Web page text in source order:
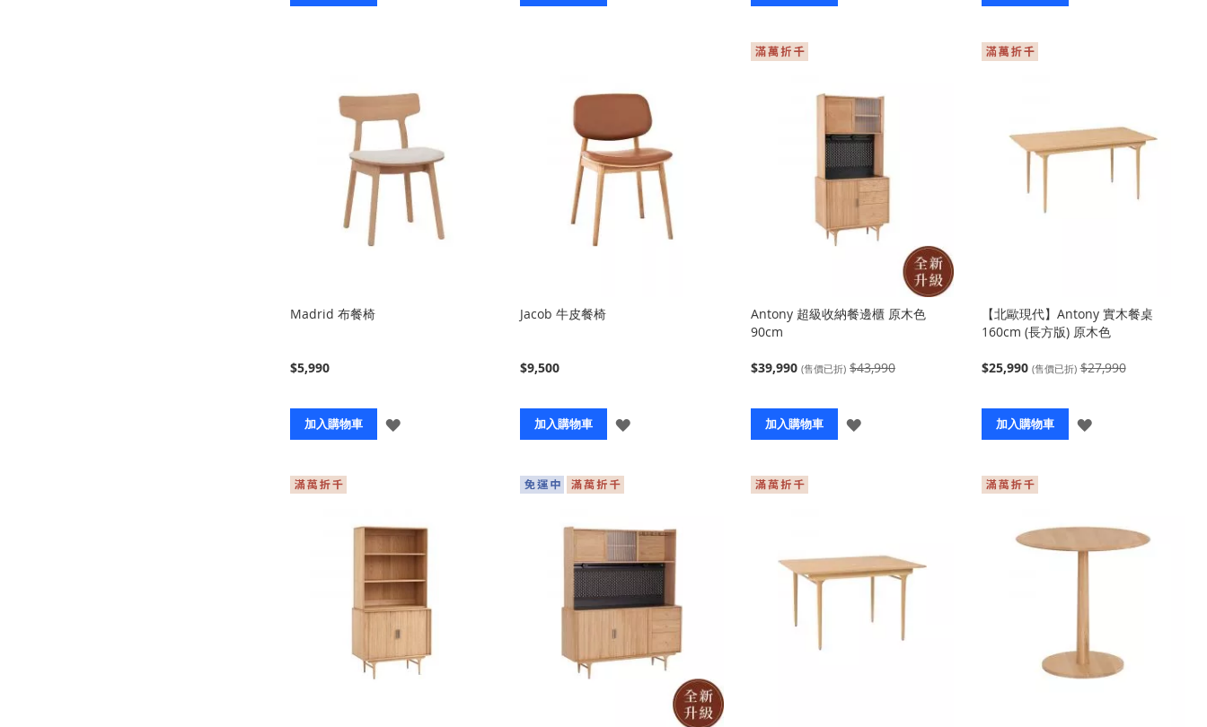
Madrid 布餐椅
$5,990
加入購物車
登
Jacob 牛皮餐椅
$9,500
加入購物車
登
Antony 超級收納餐邊櫃 原木色
90cm
$39,990 (售價已折) $43,990
加入購物車
登
【北歐現代】Antony 實木餐桌
160cm (長方版) 原木色
$25,990 (售價已折) $27,990
加入購物車
登